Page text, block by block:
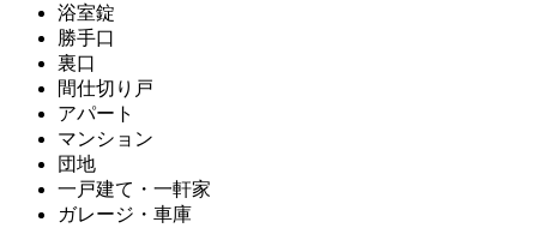
浴室錠
勝手口
裏口
間仕切り戸
アパート
マンション
団地
一戸建て・一軒家
ガレージ・車庫